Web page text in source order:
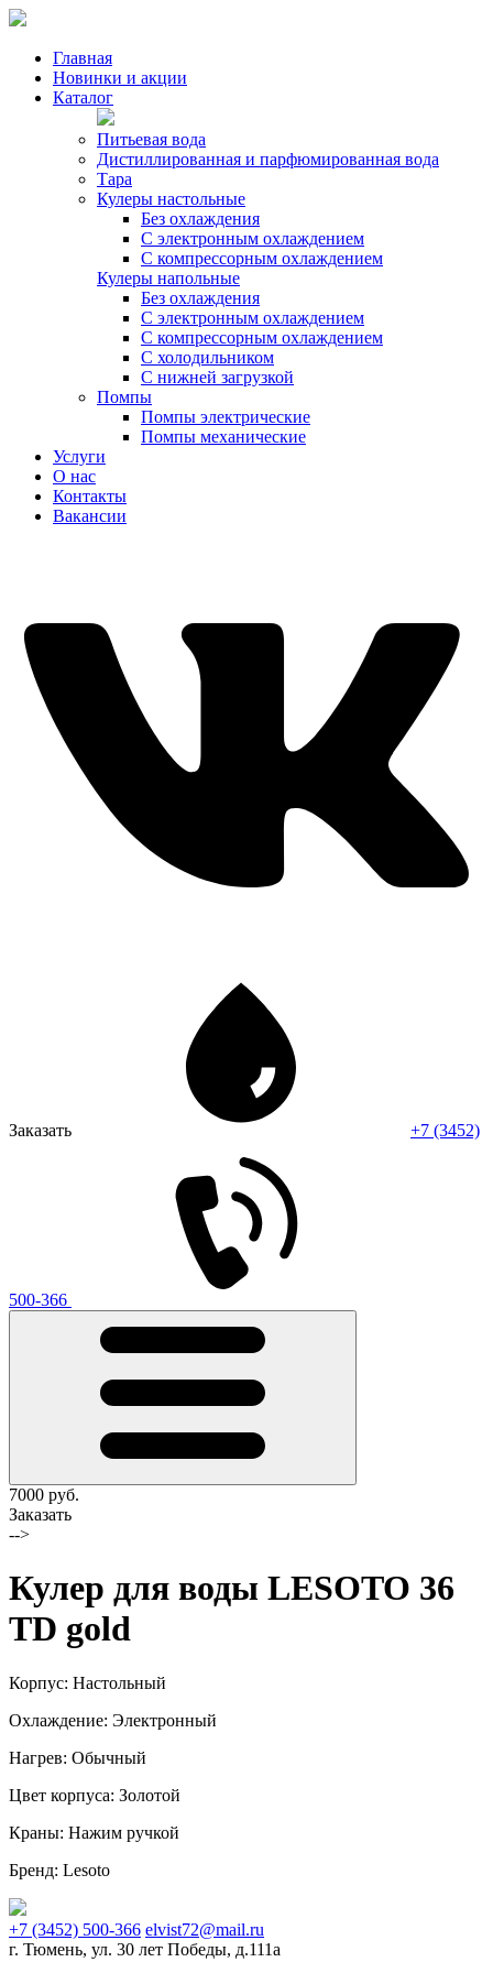
Главная
Новинки и акции
Каталог
Питьевая вода
Дистиллированная и парфюмированная вода
Тара
Кулеры настольные
Без охлаждения
С электронным охлаждением
С компрессорным охлаждением
Кулеры напольные
Без охлаждения
С электронным охлаждением
С компрессорным охлаждением
С холодильником
С нижней загрузкой
Помпы
Помпы электрические
Помпы механические
Услуги
О нас
Контакты
Вакансии
Заказать +7 (3452)
500-366
7000 руб.
Заказать
-->
Кулер для воды LESOTO 36
TD gold
Корпус: Настольный
Охлаждение: Электронный
Нагрев: Обычный
Цвет корпуса: Золотой
Краны: Нажим ручкой
Бренд: Lesoto
+7 (3452) 500-366 elvist72@mail.ru
г. Тюмень, ул. 30 лет Победы, д.111а